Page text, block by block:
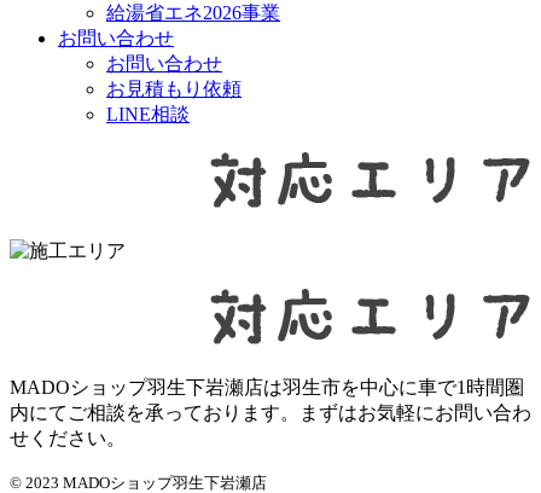
給湯省エネ2026事業
お問い合わせ
お問い合わせ
お見積もり依頼
LINE相談
MADOショップ羽生下岩瀬店は羽生市を中心に車で1時間圏
内にてご相談を承っております。まずはお気軽にお問い合わ
せください。
© 2023 MADOショップ羽生下岩瀬店